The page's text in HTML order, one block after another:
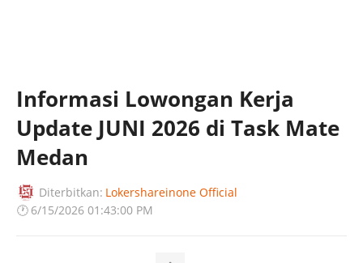
Informasi Lowongan Kerja
Update JUNI 2026 di Task Mate
Medan
Diterbitkan: Lokershareinone Official
🕐 6/15/2026 01:43:00 PM